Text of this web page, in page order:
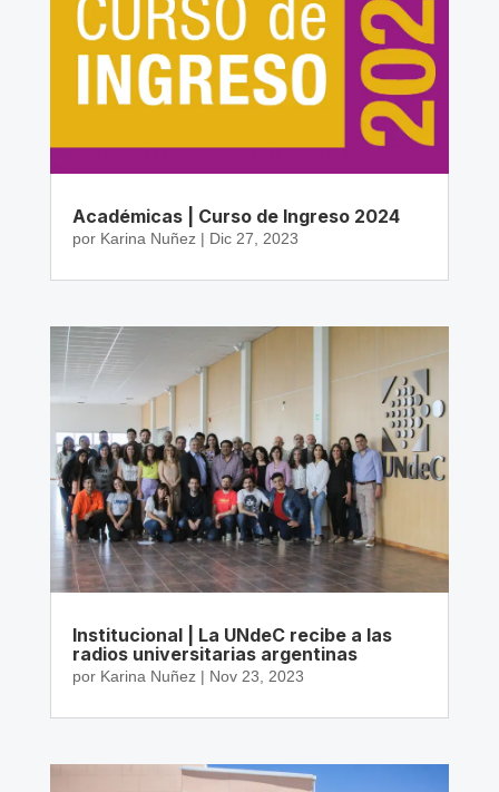
Académicas | Curso de Ingreso 2024
por Karina Nuñez| Dic 27, 2023
Institucional | La UNdeC recibe a las
radios universitarias argentinas
por Karina Nuñez| Nov 23, 2023